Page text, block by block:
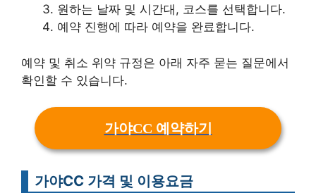
원하는 날짜 및 시간대, 코스를 선택합니다.
예약 진행에 따라 예약을 완료합니다.
예약 및 취소 위약 규정은 아래 자주 묻는 질문에서
확인할 수 있습니다.
가야CC 예약하기
가야CC 가격 및 이용요금